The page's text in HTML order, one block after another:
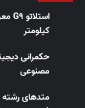
کیلومتر
حکمرانی
مصنوعی